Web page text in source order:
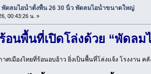
ดลมไอน้ำตั้งพื้น 26 30 นิ้ว พัดลมไอน้ำขนาดใหญ่
00:43:26 น. »
อนพื้นที่เปิดโล่งด้วย “พัดล
ศเมืองไทยที่ร้อนอบอ้าว ยิ่งเป็นพื้นที่โล่งแจ้ง โรงงาน